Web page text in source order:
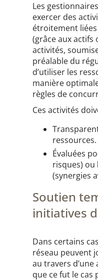
Les
exercer des
étroitement
(grâce aux actifs
activités,
préalable du
d’utiliser les
manière
règles de
Ces activités
ressources.
Évaluées
risques) ou
(synergies
Soutien
initiatives
Dans certains
réseau peuvent
au travers
que ce fut le cas